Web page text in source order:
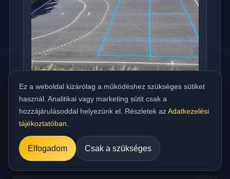
Országos meleg aszfaltozás udvarra,
beállóra, parkolóra és utakhoz
Ez a weboldal kizárólag a működéshez szükséges sütiket
használ. Analitikai vagy marketing sütit csak a
hozzájárulásoddal helyezünk el. Részletek azAdatkezelési
tájékoztatóban
Elfogadom Csak a szükséges